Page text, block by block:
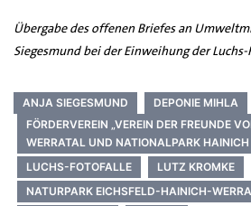
Übergabe des offenen Briefes an
Siegesmund bei der Einweihung der
ANJA SIEGESMUND
DEPONIE MIHLA
FÖRDERVEREIN „VEREIN DER FREUNDE
WERRATAL UND NATIONALPARK HAINICH
LUCHS-FOTOFALLE
LUTZ KROMKE
NATURPARK EICHSFELD-HAINICH-